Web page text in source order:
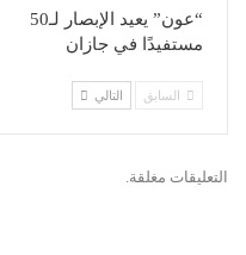
“عون” يعيد الإبصار لـ50
مستفيدًا في جازان
السابق التالي
التعليقات مغلقة.